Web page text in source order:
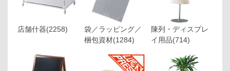
店舗什器(2258)
袋／ラッピング／
梱包資材(1284)
陳列・ディスプレ
イ用品(714)